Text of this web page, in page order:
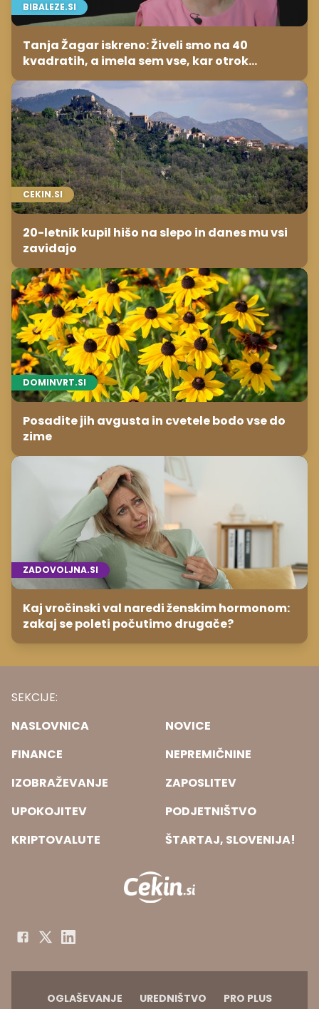
BIBALEZE.SI
Tanja Žagar iskreno: Živeli smo na 40
kvadratih, a imela sem vse, kar otrok
potrebuje
CEKIN.SI
20-letnik kupil hišo na slepo in danes mu vsi
zavidajo
DOMINVRT.SI
Posadite jih avgusta in cvetele bodo vse do
zime
ZADOVOLJNA.SI
Kaj vročinski val naredi ženskim hormonom:
zakaj se poleti počutimo drugače?
SEKCIJE:
NASLOVNICA
NOVICE
FINANCE
NEPREMIČNINE
IZOBRAŽEVANJE
ZAPOSLITEV
UPOKOJITEV
PODJETNIŠTVO
KRIPTOVALUTE
ŠTARTAJ, SLOVENIJA!
OGLAŠEVANJE UREDNIŠTVO PRO PLUS